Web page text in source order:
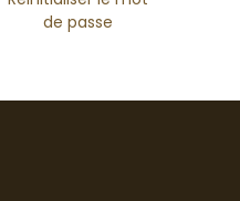
de passe